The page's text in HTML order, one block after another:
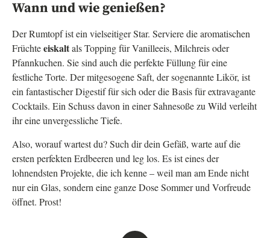
Wann und wie genießen?
Der Rumtopf ist ein vielseitiger Star. Serviere die aromatischen
Früchteeiskaltals Topping für Vanilleeis, Milchreis oder
Pfannkuchen. Sie sind auch die perfekte Füllung für eine
festliche Torte. Der mitgesogene Saft, der sogenannte Likör, ist
ein fantastischer Digestif für sich oder die Basis für extravagante
Cocktails. Ein Schuss davon in einer Sahnesoße zu Wild verleiht
ihr eine unvergessliche Tiefe.
Also, worauf wartest du? Such dir dein Gefäß, warte auf die
ersten perfekten Erdbeeren und leg los. Es ist eines der
lohnendsten Projekte, die ich kenne – weil man am Ende nicht
nur ein Glas, sondern eine ganze Dose Sommer und Vorfreude
öffnet. Prost!